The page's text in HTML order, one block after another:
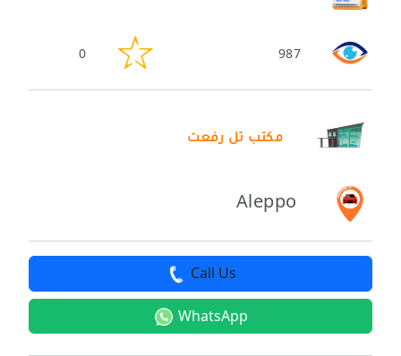
987
0
مكتب تل رفعت
Aleppo
Call Us
WhatsApp